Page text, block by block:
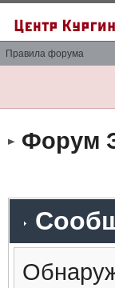
Правила форума
Форум